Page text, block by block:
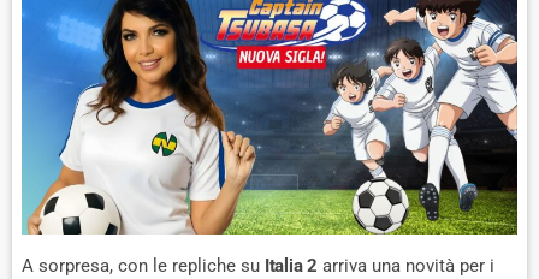
A sorpresa, con le repliche su Italia 2 arriva una novità per i